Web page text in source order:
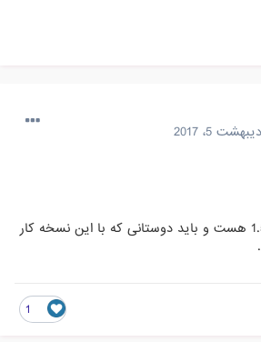
5، 2017
دوست عزیز نسخه شما 1.5 هست و باید دوستانی که با این نسخه کار